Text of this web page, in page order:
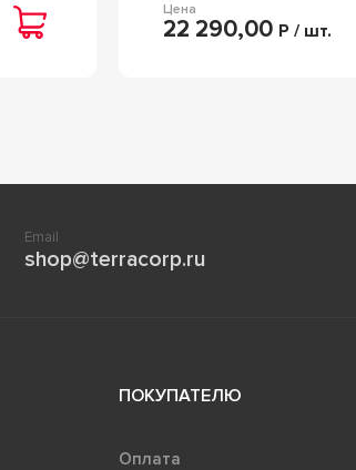
Цена
22 290,00 Р / шт.
Email
shop@terracorp.ru
ПОКУПАТЕЛЮ
Оплата